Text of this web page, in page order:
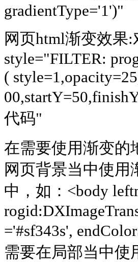
gradientType='1')"
网页html渐变效果
style="FILTER:
(
代码"
在需要使用渐变的
网页背景当中使用
中，如：<body
='#sf343s',
需要在局部当中使